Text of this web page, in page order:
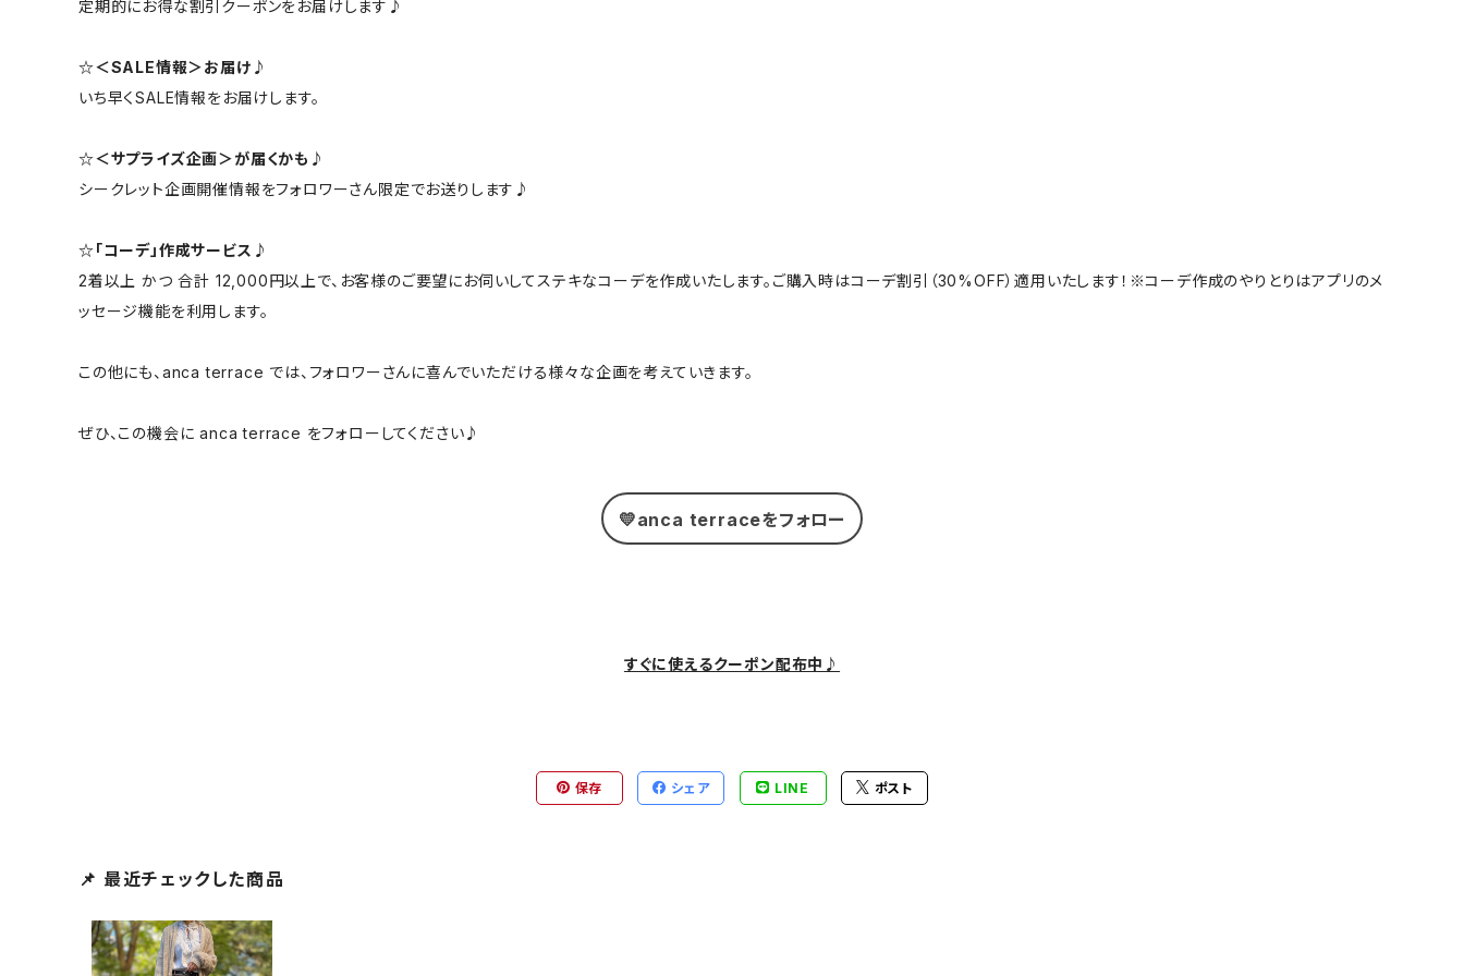
定期的にお得な割引クーポンをお届けします♪
☆＜SALE情報＞お届け♪
いち早くSALE情報をお届けします。
☆＜サプライズ企画＞が届くかも♪
シークレット企画開催情報をフォロワーさん限定でお送りします♪
☆「コーデ」作成サービス♪
2着以上 かつ 合計 12,000円以上で、お客様のご要望にお伺いしてステキなコーデを作成いたします。ご購入時はコーデ割引（30%OFF）適用いたします！※コーデ作成のやりとりはアプリのメ
ッセージ機能を利用します。
この他にも、anca terrace では、フォロワーさんに喜んでいただける様々な企画を考えていきます。
ぜひ、この機会に anca terrace をフォローしてください♪
💛anca terraceをフォロー
すぐに使えるクーポン配布中♪
保存 シェア LINE ポスト
📌 最近チェックした商品